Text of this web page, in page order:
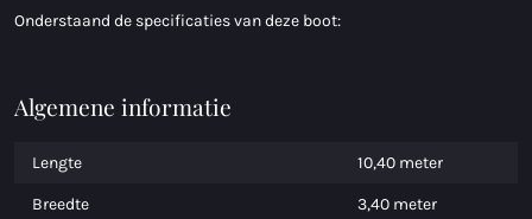
Onderstaand de specificaties van deze boot:
Algemene informatie
Lengte 10,40 meter
Breedte 3,40 meter